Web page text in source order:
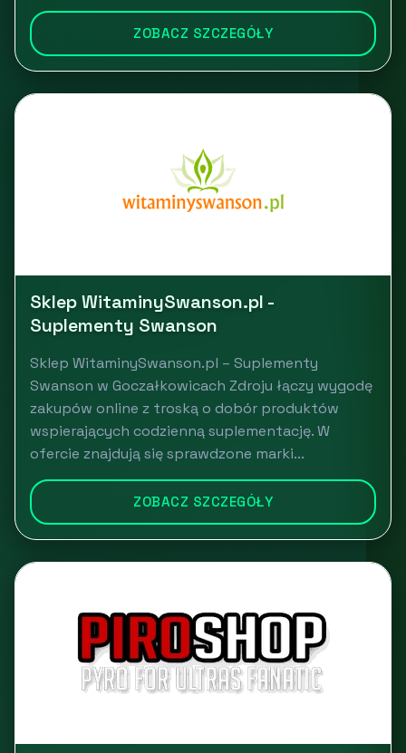
ZOBACZ SZCZEGÓŁY
Sklep WitaminySwanson.pl -
Suplementy Swanson
Sklep WitaminySwanson.pl – Suplementy
Swanson w Goczałkowicach Zdroju łączy wygodę
zakupów online z troską o dobór produktów
wspierających codzienną suplementację. W
ofercie znajdują się sprawdzone marki...
ZOBACZ SZCZEGÓŁY